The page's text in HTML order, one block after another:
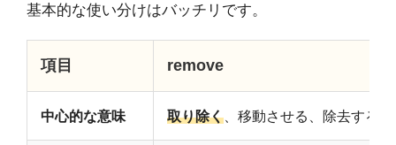
基本的な使い分けはバッチリです。
項目 remove
中心的な意味 取り除く 、移動させる、除去する